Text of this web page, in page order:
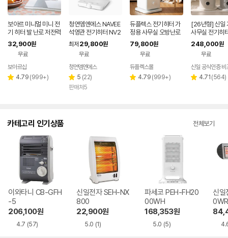
보아르 미니멀 미니 전
기 히터 발 난로 저전력
400W 캠핑 사무실
가정용 3중 안전장치
32,900원
무료
페이
보아르샵
별 4.79 리
(999+)
청연엠엔에스 NAVEE
석영관 전기히터 NV2
52-DHTA10
최저 29,800원
무료
청연엠엔에스
별
점
5 리
뷰
(22)
판매처5
듀플렉스 전기히터 가
정용 사무실 오방난로
H5
79,800원
무료
듀플렉스몰
별 4.79 리
(999+)
[26년형] 신일
사무실 전기히
난로 난방기 스
코 + 상부망 포
248,000원
무료
별 4.71 리
(564)
카테고리 인기상품 전체보기
이와타니 CB-GFH
-5
206,100원
4.7 (57)
신일전자 SEH-NX
800
22,900원
5.0 (1)
파세코 PEH-FH20
00WH
168,353원
5.0 (5)
신
0WR